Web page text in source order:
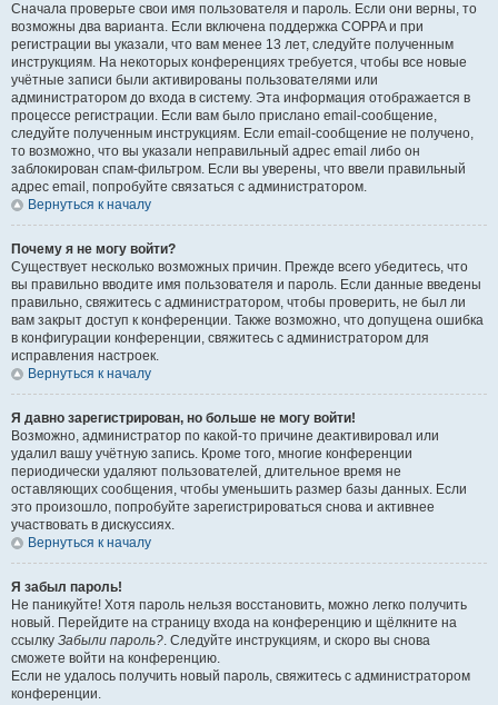
Сначала проверьте свои имя пользователя и пароль. Если они верны, то
возможны два варианта. Если включена поддержка COPPA и при
регистрации вы указали, что вам менее 13 лет, следуйте полученным
инструкциям. На некоторых конференциях требуется, чтобы все новые
учётные записи были активированы пользователями или
администратором до входа в систему. Эта информация отображается в
процессе регистрации. Если вам было прислано email-сообщение,
следуйте полученным инструкциям. Если email-сообщение не получено,
то возможно, что вы указали неправильный адрес email либо он
заблокирован спам-фильтром. Если вы уверены, что ввели правильный
адрес email, попробуйте связаться с администратором.
Вернуться к началу
Почему я не могу войти?
Существует несколько возможных причин. Прежде всего убедитесь, что
вы правильно вводите имя пользователя и пароль. Если данные введены
правильно, свяжитесь с администратором, чтобы проверить, не был ли
вам закрыт доступ к конференции. Также возможно, что допущена ошибка
в конфигурации конференции, свяжитесь с администратором для
исправления настроек.
Вернуться к началу
Я давно зарегистрирован, но больше не могу войти!
Возможно, администратор по какой-то причине деактивировал или
удалил вашу учётную запись. Кроме того, многие конференции
периодически удаляют пользователей, длительное время не
оставляющих сообщения, чтобы уменьшить размер базы данных. Если
это произошло, попробуйте зарегистрироваться снова и активнее
участвовать в дискуссиях.
Вернуться к началу
Я забыл пароль!
Не паникуйте! Хотя пароль нельзя восстановить, можно легко получить
новый. Перейдите на страницу входа на конференцию и щёлкните на
ссылку Забыли пароль?. Следуйте инструкциям, и скоро вы снова
сможете войти на конференцию.
Если не удалось получить новый пароль, свяжитесь с администратором
конференции.